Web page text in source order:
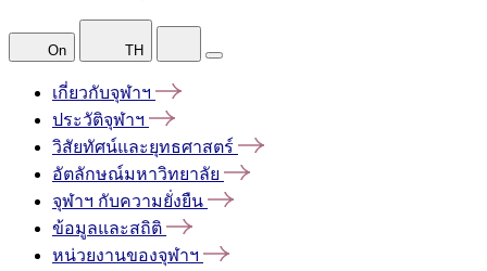
On TH
เกี่ยวกับจุฬาฯ
ประวัติจุฬาฯ
วิสัยทัศน์และยุทธศาสตร์
อัตลักษณ์มหาวิทยาลัย
จุฬาฯ กับความยั่งยืน
ข้อมูลและสถิติ
หน่วยงานของจุฬาฯ